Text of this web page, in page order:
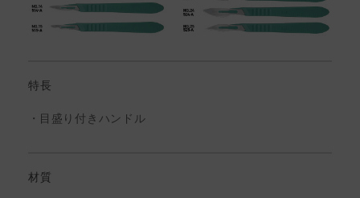
特長
目盛り付きハンドル
材質